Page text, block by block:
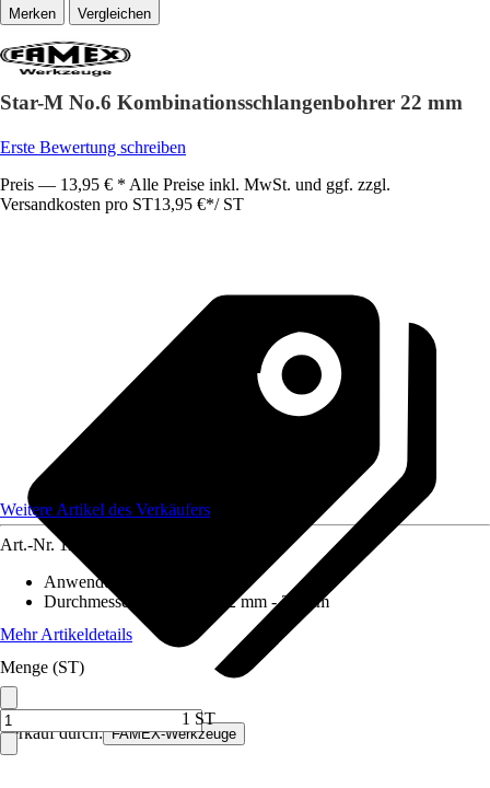
Vergleichen
Star-M No.6 Kombinationsschlangenbohrer 22 mm
Erste Bewertung schreiben
Preis — 13,95 € * Alle Preise inkl. MwSt. und ggf. zzgl.
Versandkosten pro ST13,95 €*/ ST
Verkauf durch: FAMEX-Werkzeuge
Weitere Artikel des Verkäufers
Art.-Nr. 12590032
Anwendungsbereich
Durchmesser (von - bis)
22 mm - 22 mm
Mehr Artikeldetails
Menge (ST)
1 ST